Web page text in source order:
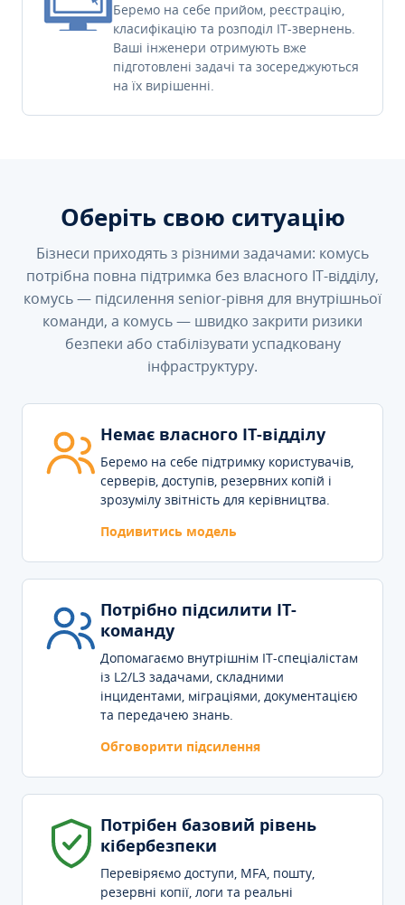
Беремо на себе прийом, реєстрацію,
класифікацію та розподіл IT-звернень.
Ваші інженери отримують вже
підготовлені задачі та зосереджуються
на їх вирішенні.
Оберіть свою ситуацію
Бізнеси приходять з різними задачами: комусь
потрібна повна підтримка без власного IT-відділу,
комусь — підсилення senior-рівня для внутрішньої
команди, а комусь — швидко закрити ризики
безпеки або стабілізувати успадковану
інфраструктуру.
Немає власного IT-відділу
Беремо на себе підтримку користувачів,
серверів, доступів, резервних копій і
зрозумілу звітність для керівництва.
Подивитись модель
Потрібно підсилити IT-
команду
Допомагаємо внутрішнім IT-спеціалістам
із L2/L3 задачами, складними
інцидентами, міграціями, документацією
та передачею знань.
Обговорити підсилення
Потрібен базовий рівень
кібербезпеки
Перевіряємо доступи, MFA, пошту,
резервні копії, логи та реальні